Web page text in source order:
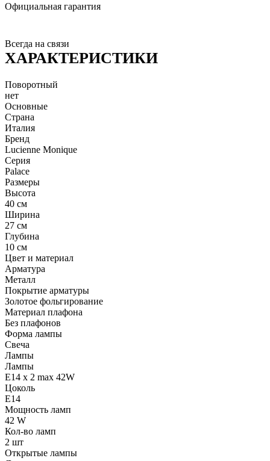
Официальная гарантия
Всегда на связи
ХАРАКТЕРИСТИКИ
Поворотный
нет
Основные
Страна
Италия
Бренд
Lucienne Monique
Серия
Palace
Размеры
Высота
40 см
Ширина
27 см
Глубина
10 см
Цвет и материал
Арматура
Металл
Покрытие арматуры
Золотое фольгирование
Материал плафона
Без плафонов
Форма лампы
Свеча
Лампы
Лампы
E14 x 2 max 42W
Цоколь
E14
Мощность ламп
42 W
Кол-во ламп
2 шт
Открытые лампы